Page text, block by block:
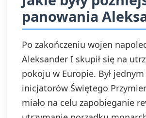
panowania
Po zakończeniu wojen
Aleksander I skupił się na
pokoju w Europie. Był jednym
inicjatorów Świętego
miało na celu zapobieganie